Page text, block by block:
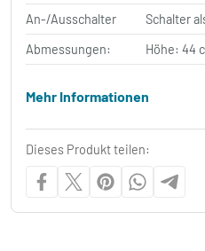
An-/Ausschalter
Schalter
Abmessungen:
Höhe: 44
Mehr Informationen
Dieses Produkt teilen: